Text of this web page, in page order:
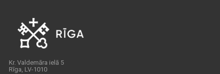
Kr. Valdemāra ielā 5
Rīga, LV-1010